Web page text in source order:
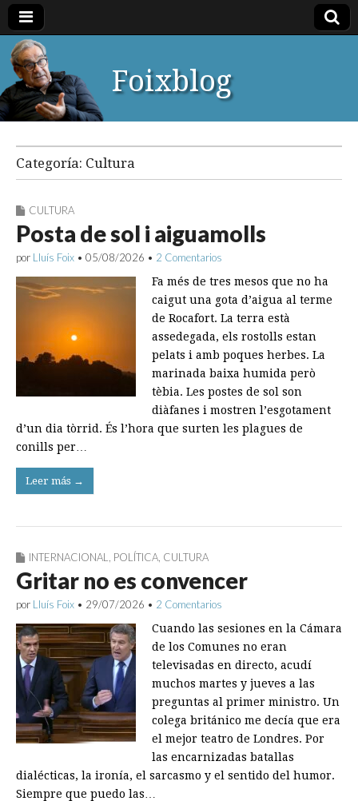
Foixblog
Categoría: Cultura
CULTURA
Posta de sol i aiguamolls
por Lluís Foix • 05/08/2026 • 2 Comentarios
Fa més de tres mesos que no ha
caigut una gota d’aigua al terme
de Rocafort. La terra està
assedegada, els rostolls estan
pelats i amb poques herbes. La
marinada baixa humida però
tèbia. Les postes de sol son
diàfanes i mostren l’esgotament
d’un dia tòrrid. És l’hora que surten les plagues de
conills per…
Leer más →
INTERNACIONAL POLÍTICA CULTURA
Gritar no es convencer
por Lluís Foix • 29/07/2026 • 2 Comentarios
Cuando las sesiones en la Cámara
de los Comunes no eran
televisadas en directo, acudí
muchos martes y jueves a las
preguntas al primer ministro. Un
colega británico me decía que era
el mejor teatro de Londres. Por
las encarnizadas batallas
dialécticas, la ironía, el sarcasmo y el sentido del humor.
Siempre que puedo las…